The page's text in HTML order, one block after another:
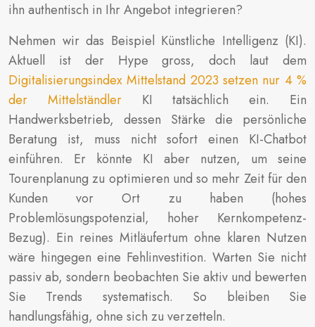
ihn authentisch in Ihr Angebot integrieren?
Nehmen wir das Beispiel Künstliche Intelligenz (KI).
Aktuell ist der Hype gross, doch laut dem
Digitalisierungsindex Mittelstand 2023 setzen nur 4 %
der MittelständlerKI tatsächlich ein. Ein
Handwerksbetrieb, dessen Stärke die persönliche
Beratung ist, muss nicht sofort einen KI-Chatbot
einführen. Er könnte KI aber nutzen, um seine
Tourenplanung zu optimieren und so mehr Zeit für den
Kunden vor Ort zu haben (hohes
Problemlösungspotenzial, hoher Kernkompetenz-
Bezug). Ein reines Mitläufertum ohne klaren Nutzen
wäre hingegen eine Fehlinvestition. Warten Sie nicht
passiv ab, sondern beobachten Sie aktiv und bewerten
Sie Trends systematisch. So bleiben Sie
handlungsfähig, ohne sich zu verzetteln.